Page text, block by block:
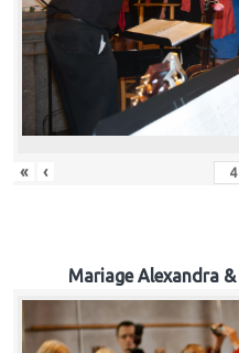
« ‹
Mariage Alexandra